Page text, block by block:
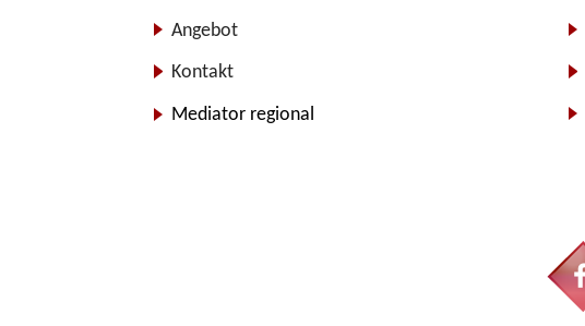
Angebot
Kontakt
Mediator regional